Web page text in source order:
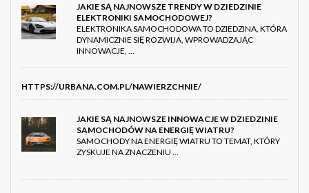
JAKIE SĄ NAJNOWSZE TRENDY W DZIEDZINIE
ELEKTRONIKI SAMOCHODOWEJ?
ELEKTRONIKA SAMOCHODOWA TO DZIEDZINA, KTÓRA
DYNAMICZNIE SIĘ ROZWIJA, WPROWADZAJĄC
INNOWACJE, …
HTTPS://URBANA.COM.PL/NAWIERZCHNIE/
JAKIE SĄ NAJNOWSZE INNOWACJE W DZIEDZINIE
SAMOCHODÓW NA ENERGIĘ WIATRU?
SAMOCHODY NA ENERGIĘ WIATRU TO TEMAT, KTÓRY
ZYSKUJE NA ZNACZENIU …